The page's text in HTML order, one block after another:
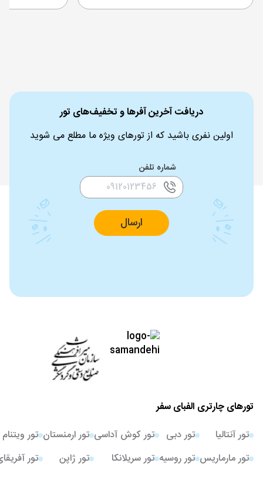
دریافت آخرین آفرها و تخفیف‌های تور
اولین نفری باشید که از تورهای ویژه ما مطلع می شوید
شماره تلفن
ارسال
تورهای چارتری الفبای سفر
تور آنتالیا
تور مارماریس
تور دبی
تور روسیه
تور کوش آداسی
تور سریلانکا
تور ارمنستان
تور ژاپن
تور ویتنام
تور